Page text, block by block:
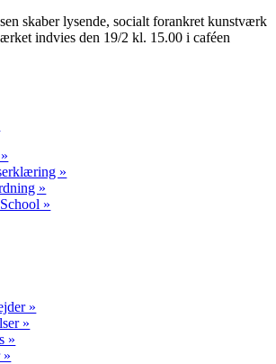
skaber lysende, socialt forankret kunstværk
indvies den 19/2 kl. 15.00 i caféen
»
»
»
»
»
»
»